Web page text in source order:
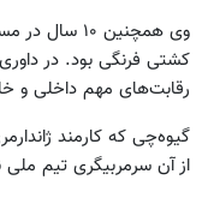
وی همچنین
کشتی فرنگی بود. در
رقابت‌های مهم داخلی و
از آن سرمربیگری تیم